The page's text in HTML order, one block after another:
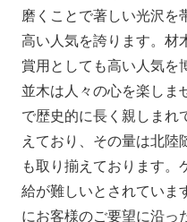
磨くことで著しい光沢を
高い人気を誇ります。材
賞用としても高い人気を
並木は人々の心を楽しま
で歴史的に長く親しまれ
えており、その量は北陸
も取り揃えております
給が難しいとされていま
にお客様のご要望に沿っ